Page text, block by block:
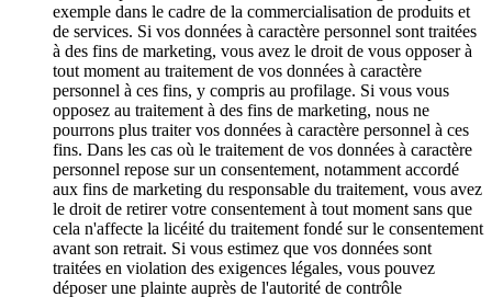
exemple dans le cadre de la commercialisation de produits et
de services. Si vos données à caractère personnel sont traitées
à des fins de marketing, vous avez le droit de vous opposer à
tout moment au traitement de vos données à caractère
personnel à ces fins, y compris au profilage. Si vous vous
opposez au traitement à des fins de marketing, nous ne
pourrons plus traiter vos données à caractère personnel à ces
fins. Dans les cas où le traitement de vos données à caractère
personnel repose sur un consentement, notamment accordé
aux fins de marketing du responsable du traitement, vous avez
le droit de retirer votre consentement à tout moment sans que
cela n'affecte la licéité du traitement fondé sur le consentement
avant son retrait. Si vous estimez que vos données sont
traitées en violation des exigences légales, vous pouvez
déposer une plainte auprès de l'autorité de contrôle